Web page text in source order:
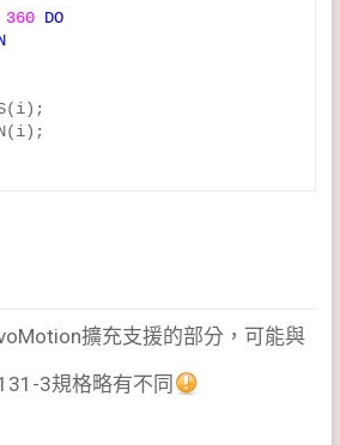
360 DO
擴充支援的部分，可能與
3規格略有不同